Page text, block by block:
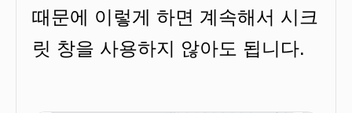
때문에 이렇게 하면 계속해서 시크
릿 창을 사용하지 않아도 됩니다.